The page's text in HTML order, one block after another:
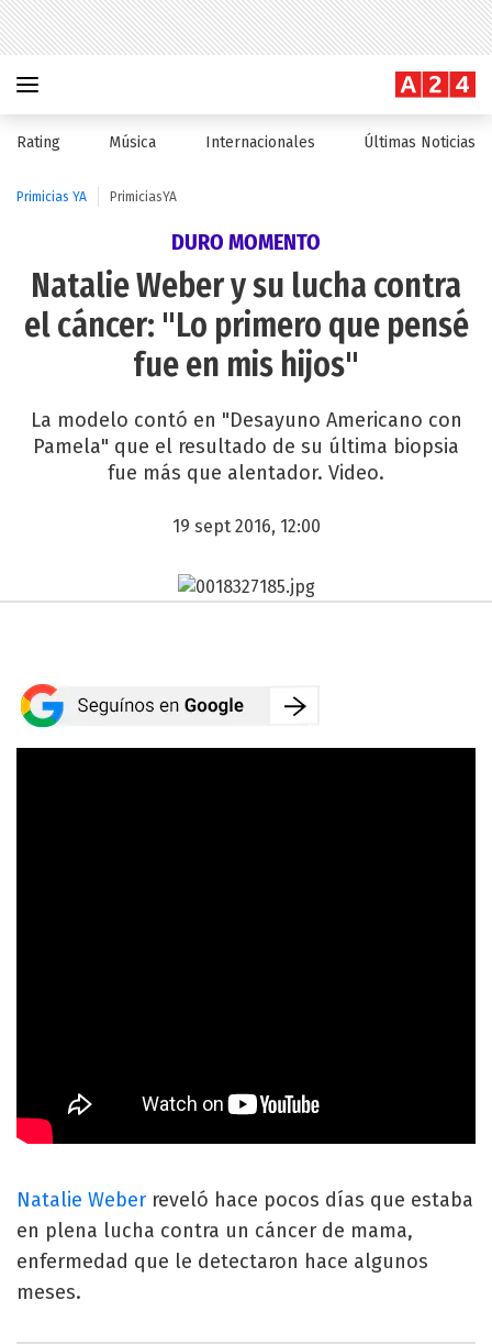
Rating Música Internacionales Últimas Noticias
Primicias YA PrimiciasYA
DURO MOMENTO
Natalie Weber y su lucha contra
el cáncer: "Lo primero que pensé
fue en mis hijos"
La modelo contó en "Desayuno Americano con
Pamela" que el resultado de su última biopsia
fue más que alentador. Video.
19 sept 2016, 12:00
Natalie Weber reveló hace pocos días que estaba
en plena lucha contra un cáncer de mama,
enfermedad que le detectaron hace algunos
meses.